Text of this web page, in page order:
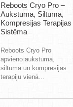
Reboots Cryo Pro –
Aukstuma, Siltuma,
Kompresijas Terapijas
Sistēma
Reboots Cryo Pro
apvieno aukstuma,
siltuma un kompresijas
terapiju vienā...